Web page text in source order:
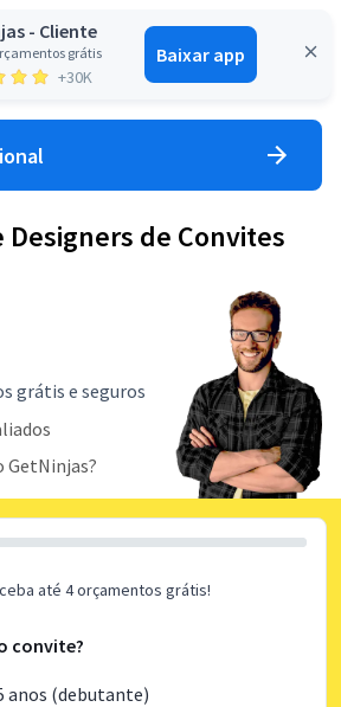
- Cliente
grátis
+30K
Baixar app
Entrar
Designers de Convites
grátis e seguros
GetNinjas?
até 4 orçamentos grátis!
convite?
anos (debutante)